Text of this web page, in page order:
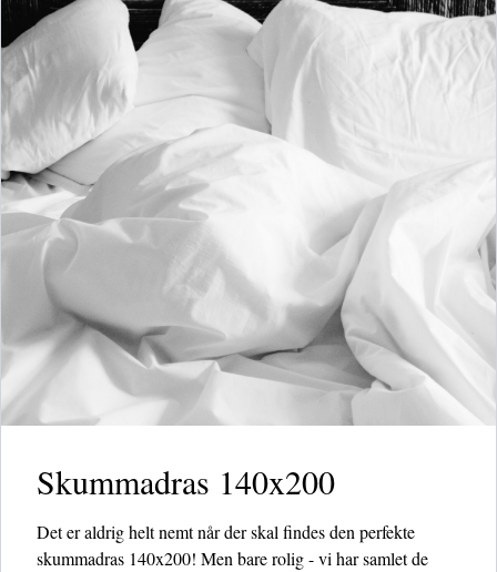
Skummadras 140x200
Det er aldrig helt nemt når der skal findes den perfekte
skummadras 140x200! Men bare rolig - vi har samlet de